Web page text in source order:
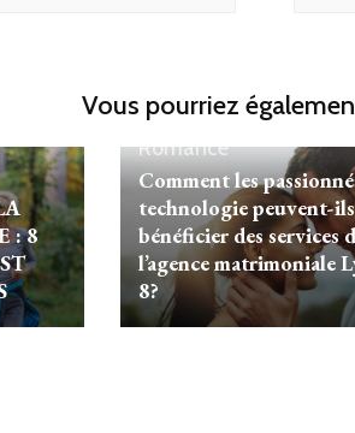
Vous pourriez
: 8
Romance
Comment les
technologie peuvent-ils
bénéficier des services
l’agence matrimoniale
8?